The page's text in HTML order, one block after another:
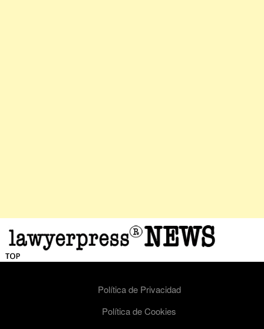
Política de Privacidad
Política de Cookies